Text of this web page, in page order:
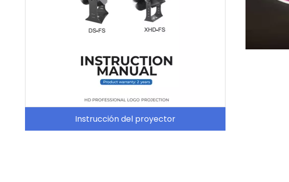
Instrucción del proyector